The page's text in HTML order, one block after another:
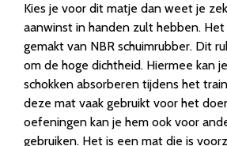
Kies je voor dit matje dan weet je
aanwinst in handen zult hebben.
gemakt van NBR schuimrubber. Dit
om de hoge dichtheid. Hiermee kan
schokken absorberen tijdens het
deze mat vaak gebruikt voor het
oefeningen kan je hem ook voor
gebruiken. Het is een mat die is